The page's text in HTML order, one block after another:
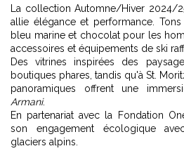
La collection Automne/Hiver 2024/
allie élégance et performance.
bleu marine et chocolat pour les
accessoires et équipements de ski
Des vitrines inspirées des
boutiques phares, tandis qu'à St.
panoramiques offrent une
Armani.
En partenariat avec la Fondation
son engagement écologique
glaciers alpins.